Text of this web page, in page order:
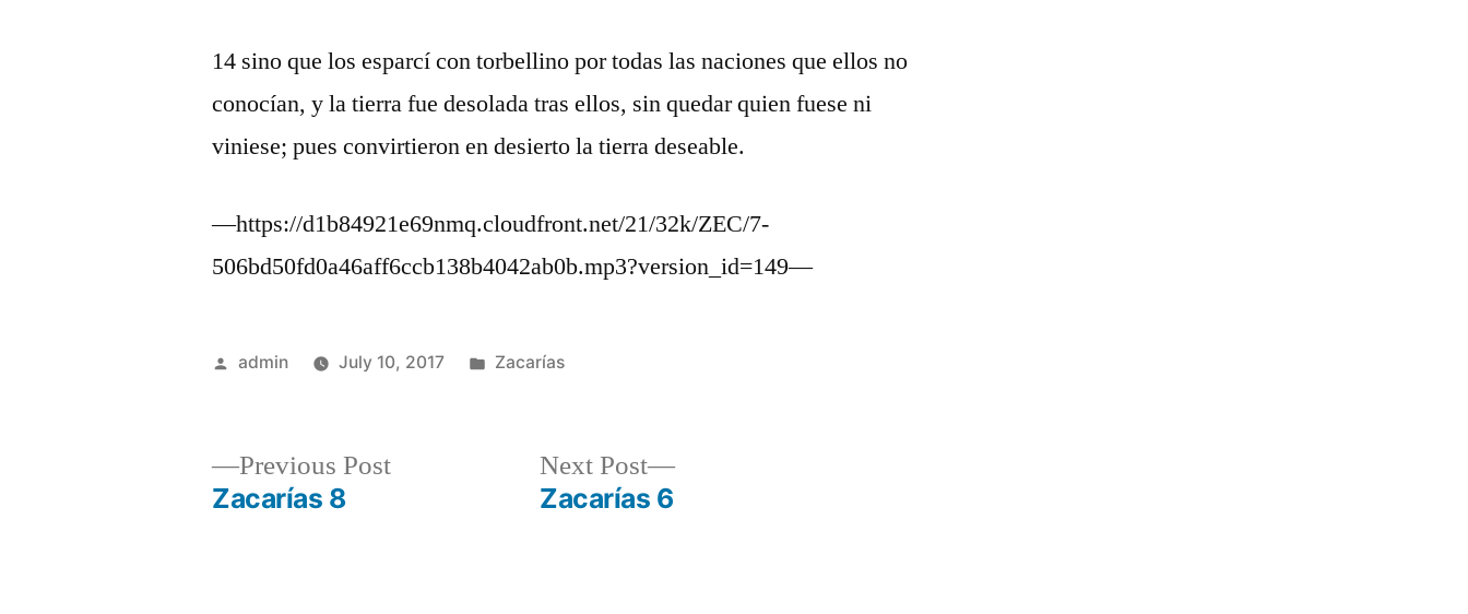
14 sino que los esparcí con torbellino por todas las naciones que ellos no
conocían, y la tierra fue desolada tras ellos, sin quedar quien fuese ni
viniese; pues convirtieron en desierto la tierra deseable.
—https://d1b84921e69nmq.cloudfront.net/21/32k/ZEC/7-
506bd50fd0a46aff6ccb138b4042ab0b.mp3?version_id=149—
Posted
admin July 10, 2017
Posted
Zacarías
Previous PostPrevious
Zacarías 8
Next Post
Next
Zacarías 6